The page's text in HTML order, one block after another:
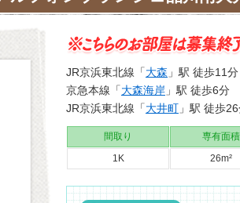
JR京浜東北線「大森 」駅 徒歩11分
京急本線「大森海岸 」駅 徒歩6分
JR京浜東北線「大井町 」駅 徒歩
間取り 専有面積
1K
26m²